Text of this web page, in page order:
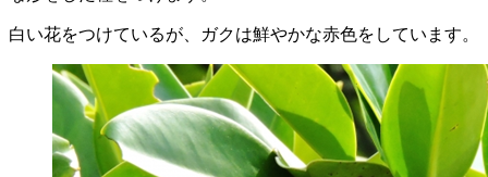
白い花をつけているが、ガクは鮮やかな赤色をしています。